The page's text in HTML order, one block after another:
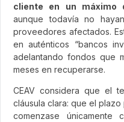
cliente en un máximo
aunque todavía no
proveedores afectados.
en auténticos “bancos
adelantando fondos que
meses en recuperarse.
CEAV considera que el
cláusula clara: que el
comenzase únicamente